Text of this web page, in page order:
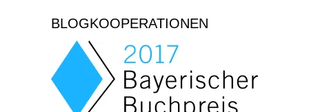
BLOGKOOPERATIONEN